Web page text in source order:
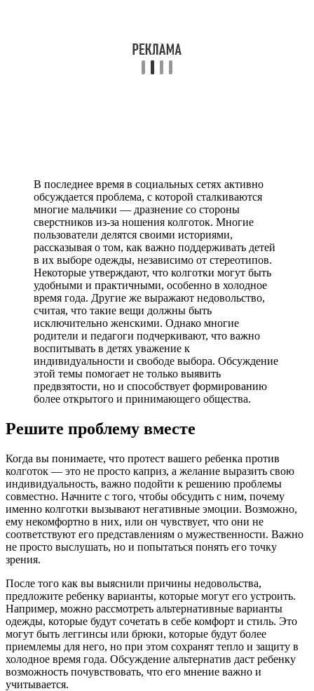
В последнее время в социальных сетях активно
обсуждается проблема, с которой сталкиваются
многие мальчики — дразнение со стороны
сверстников из-за ношения колготок. Многие
пользователи делятся своими историями,
рассказывая о том, как важно поддерживать детей
в их выборе одежды, независимо от стереотипов.
Некоторые утверждают, что колготки могут быть
удобными и практичными, особенно в холодное
время года. Другие же выражают недовольство,
считая, что такие вещи должны быть
исключительно женскими. Однако многие
родители и педагоги подчеркивают, что важно
воспитывать в детях уважение к
индивидуальности и свободе выбора. Обсуждение
этой темы помогает не только выявить
предвзятости, но и способствует формированию
более открытого и принимающего общества.
Решите проблему вместе
Когда вы понимаете, что протест вашего ребенка против
колготок — это не просто каприз, а желание выразить свою
индивидуальность, важно подойти к решению проблемы
совместно. Начните с того, чтобы обсудить с ним, почему
именно колготки вызывают негативные эмоции. Возможно,
ему некомфортно в них, или он чувствует, что они не
соответствуют его представлениям о мужественности. Важно
не просто выслушать, но и попытаться понять его точку
зрения.
После того как вы выяснили причины недовольства,
предложите ребенку варианты, которые могут его устроить.
Например, можно рассмотреть альтернативные варианты
одежды, которые будут сочетать в себе комфорт и стиль. Это
могут быть леггинсы или брюки, которые будут более
приемлемы для него, но при этом сохранят тепло и защиту в
холодное время года. Обсуждение альтернатив даст ребенку
возможность почувствовать, что его мнение важно и
учитывается.